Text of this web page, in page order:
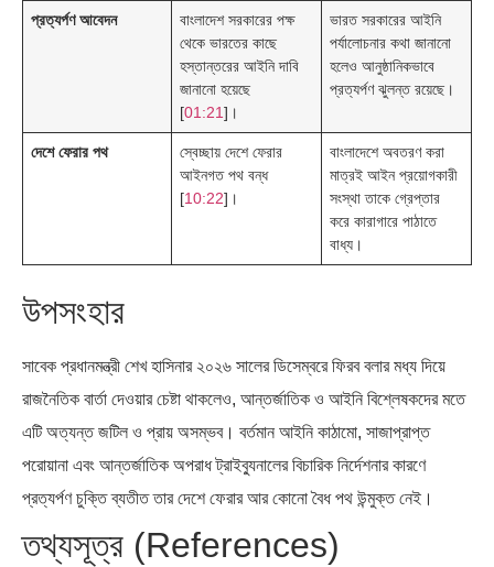
প্রত্যর্পণ আবেদন
বাংলাদেশ সরকারের পক্ষ
থেকে ভারতের কাছে
হস্তান্তরের আইনি দাবি
জানানো হয়েছে
[01:21]।
ভারত সরকারের আইনি
পর্যালোচনার কথা জানানো
হলেও আনুষ্ঠানিকভাবে
প্রত্যর্পণ ঝুলন্ত রয়েছে।
দেশে ফেরার পথ
স্বেচ্ছায় দেশে ফেরার
আইনগত পথ বন্ধ
[10:22]।
বাংলাদেশে অবতরণ করা
মাত্রই আইন প্রয়োগকারী
সংস্থা তাকে গ্রেপ্তার
করে কারাগারে পাঠাতে
বাধ্য।
উপসংহার
সাবেক প্রধানমন্ত্রী শেখ হাসিনার ২০২৬ সালের ডিসেম্বরে ফিরব বলার মধ্য দিয়ে
রাজনৈতিক বার্তা দেওয়ার চেষ্টা থাকলেও, আন্তর্জাতিক ও আইনি বিশ্লেষকদের মতে
এটি অত্যন্ত জটিল ও প্রায় অসম্ভব। বর্তমান আইনি কাঠামো, সাজাপ্রাপ্ত
পরোয়ানা এবং আন্তর্জাতিক অপরাধ ট্রাইব্যুনালের বিচারিক নির্দেশনার কারণে
প্রত্যর্পণ চুক্তি ব্যতীত তার দেশে ফেরার আর কোনো বৈধ পথ উন্মুক্ত নেই।
তথ্যসূত্র (References)